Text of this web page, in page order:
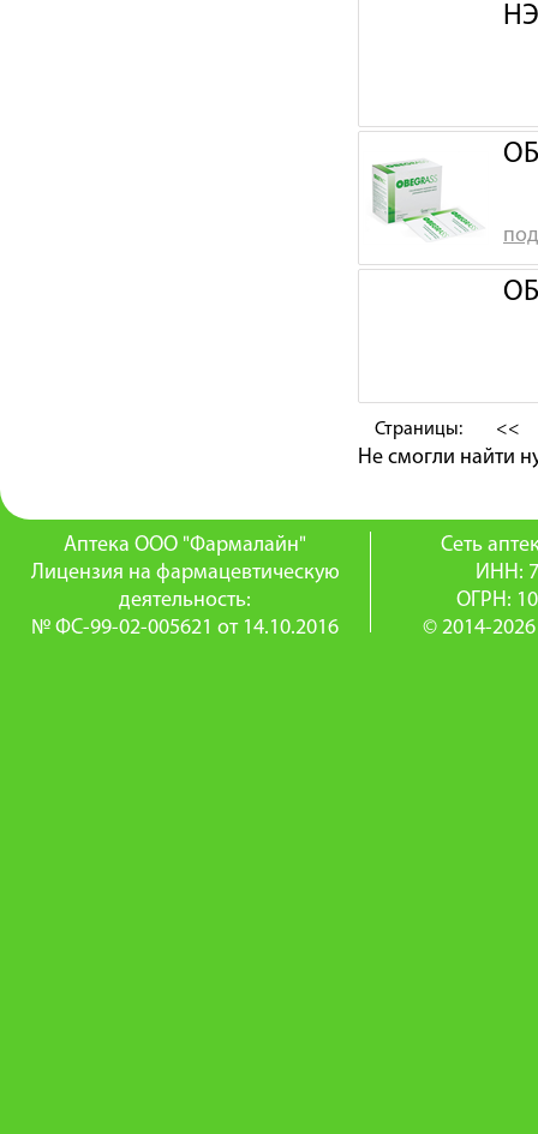
Страницы: <<
Не смогли найти
Аптека ООО "Фармалайн"
Лицензия на фармацевтическую
деятельность:
№ ФС-99-02-005621 от 14.10.2016
Сеть
ИНН:
ОГРН:
© 2014-